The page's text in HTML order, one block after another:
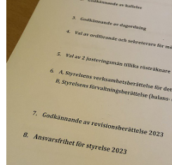
Gölarundan
Styrelse Högadals IS
Hyra Klubbstuga